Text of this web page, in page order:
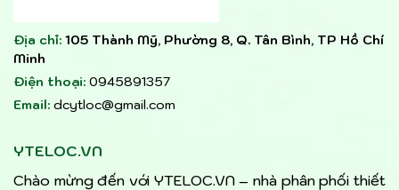
Địa chỉ: 105 Thành Mỹ, Phường 8, Q. Tân Bình, TP Hồ Chí
Minh
Điện thoại: 0945891357
Email: dcytloc@gmail.com
YTELOC.VN
Chào mừng đến với YTELOC.VN – nhà phân phối thiết